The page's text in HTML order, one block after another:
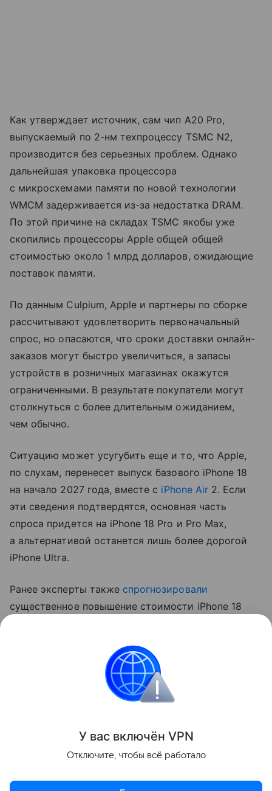
Как утверждает источник, сам чип A20 Pro,
выпускаемый по 2-нм техпроцессу TSMC N2,
производится без серьезных проблем. Однако
дальнейшая упаковка процессора
с микросхемами памяти по новой технологии
WMCM задерживается из-за недостатка DRAM.
По этой причине на складах TSMC якобы уже
скопились процессоры Apple общей общей
стоимостью около 1 млрд долларов, ожидающие
поставок памяти.
По данным Culpium, Apple и партнеры по сборке
рассчитывают удовлетворить первоначальный
спрос, но опасаются, что сроки доставки онлайн-
заказов могут быстро увеличиться, а запасы
устройств в розничных магазинах окажутся
ограниченными. В результате покупатели могут
столкнуться с более длительным ожиданием,
чем обычно.
Ситуацию может усугубить еще и то, что Apple,
по слухам, перенесет выпуск базового iPhone 18
на начало 2027 года, вместе с iPhone Air2. Если
эти сведения подтвердятся, основная часть
спроса придется на iPhone 18 Pro и Pro Max,
а альтернативой останется лишь более дорогой
iPhone Ultra.
Ранее эксперты также спрогнозировали
существенное повышение стоимости iPhone 18
Поделиться
У вас включён VPN
Отключите, чтобы всё работало